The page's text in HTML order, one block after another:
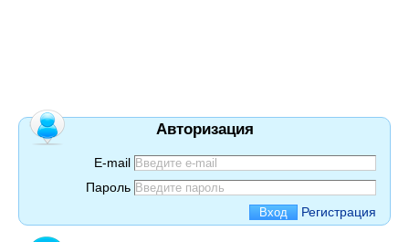
Авторизация
E-mail
Пароль
Регистрация